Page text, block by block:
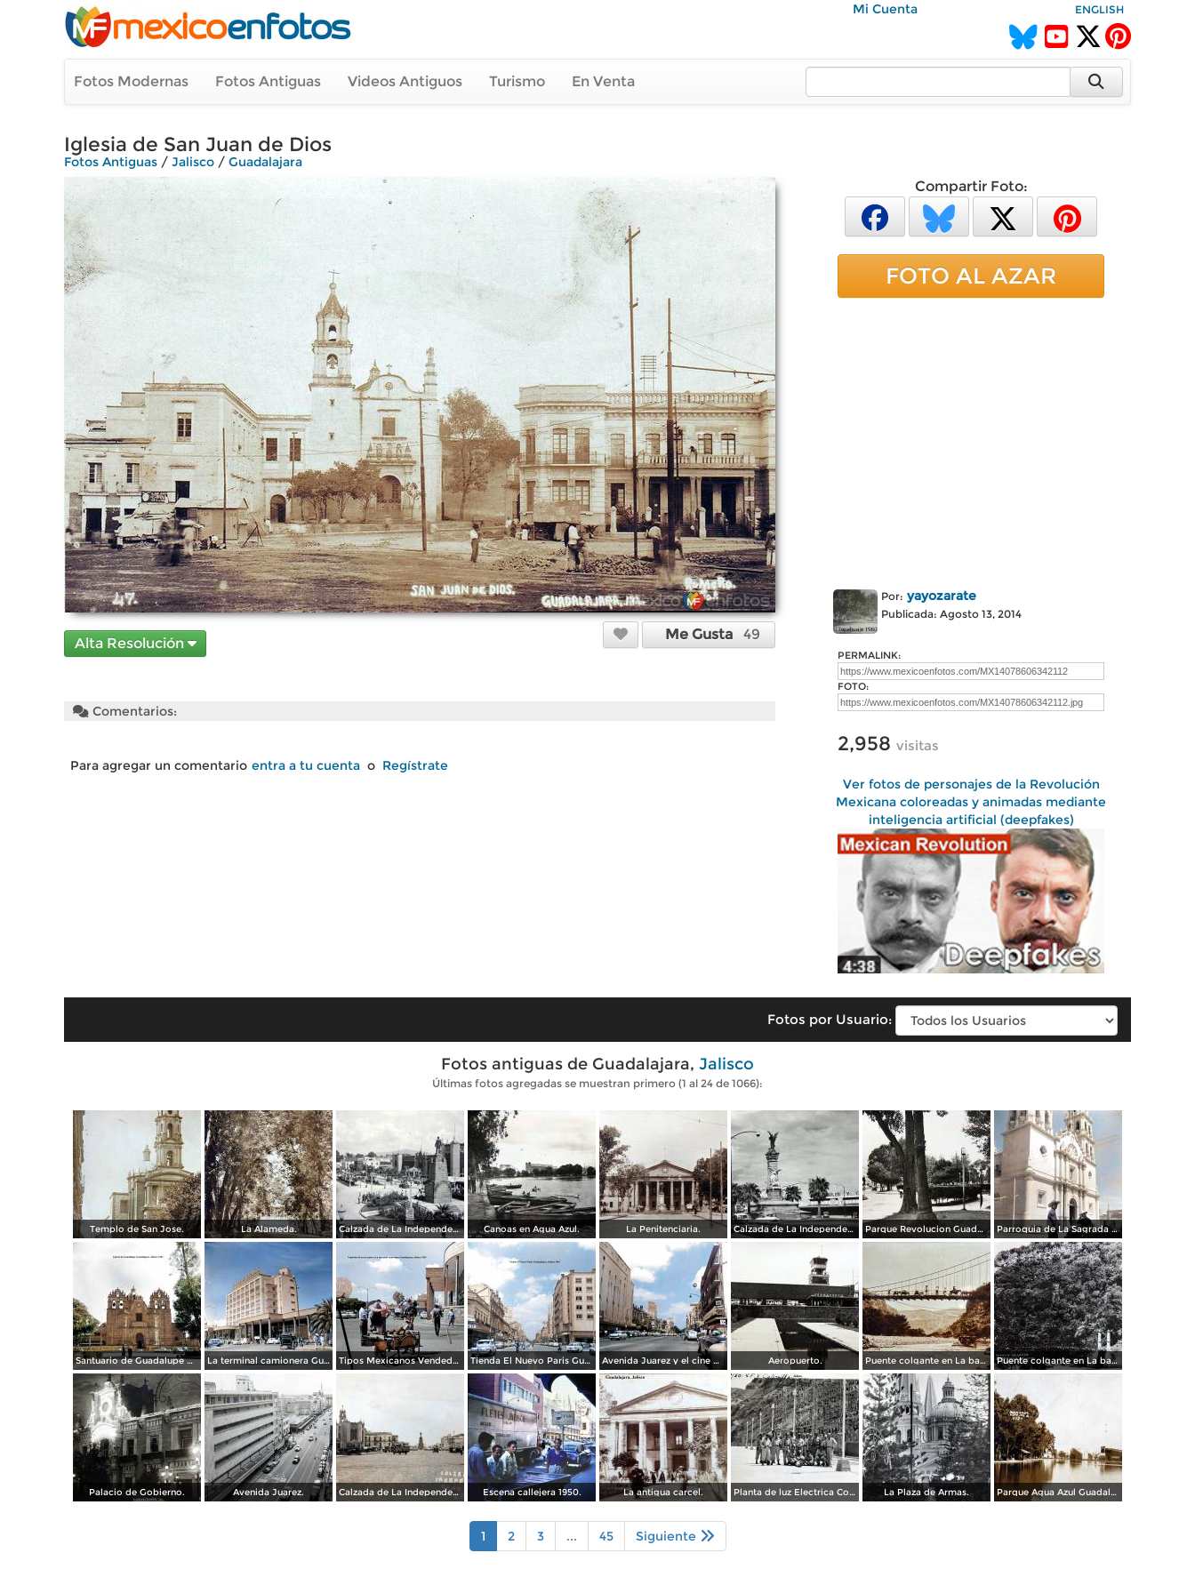
Mi Cuenta ENGLISH
Fotos Modernas Fotos Antiguas Videos Antiguos Turismo En Venta
Iglesia de San Juan de Dios
Fotos Antiguas / Jalisco / Guadalajara
Alta Resolución
Me Gusta 49
Comentarios:
Para agregar un comentario entra a tu cuenta o Regístrate
Compartir Foto:
FOTO AL AZAR
Por: yayozarate
Publicada: Agosto 13, 2014
PERMALINK:
FOTO:
2,958 visitas
Ver fotos de personajes de la Revolución
Mexicana coloreadas y animadas mediante
inteligencia artificial (deepfakes)
Fotos por Usuario:
Fotos antiguas de Guadalajara, Jalisco
Últimas fotos agregadas se muestran primero (1 al 24 de 1066):
Templo de San Jose. La Alameda. Calzada de La Independencia y Mto. a Juarez Guadalajara, Jalisco. ( Circulada el 5 de Septiembre de 1929 ). Canoas en Agua Azul. La Penitenciaria. Calzada de La Independencia Guadalajara, Jalisco. Parque Revolucion Guadalajara, Jalisco. Parroquia de La Sagrada familia Guadalajara, Jalisco 1961.
Santuario de Guadalupe Guadalajara, Jalisco 1961. La terminal camionera Guadalajara, Jalisco 1961 Tipos Mexicanos Vendedor de cocos junto a La terminal camionera Guadalajara, Jalisco 1961 Tienda El Nuevo Paris Guadalajara, Jalisco 1961 Avenida Juarez y el cine Variedades Guadalajara, Jalisco 1961 Aeropuerto. Puente colgante en La barranca de Oblatos. Puente colgante en La barranca de Oblatos.
Palacio de Gobierno. Avenida Juarez. Calzada de La Independencia Guadalajara, Jalisco. ( Circulada el 10 de Febrero de 1931 ). Escena callejera 1950. La antigua carcel. Planta de luz Electrica Colimilla. ( Fechada el 1 de Octubre de 1950 ). La Plaza de Armas. Parque Agua Azul Guadalajara, Jalisco.
1 2 3 ... 45 Siguiente